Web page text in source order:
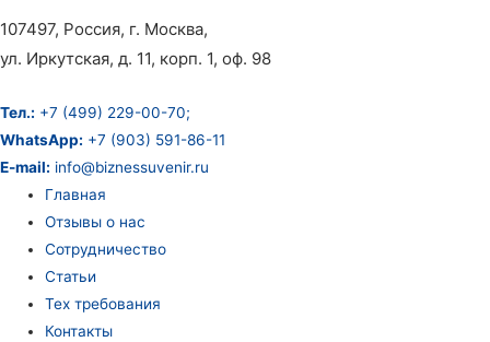
107497, Россия, г. Москва,
ул. Иркутская, д. 11, корп. 1, оф. 98
Тел.: +7 (499) 229-00-70;
WhatsApp: +7 (903) 591-86-11
E-mail: info@biznessuvenir.ru
Главная
Отзывы о нас
Сотрудничество
Статьи
Тех требования
Контакты